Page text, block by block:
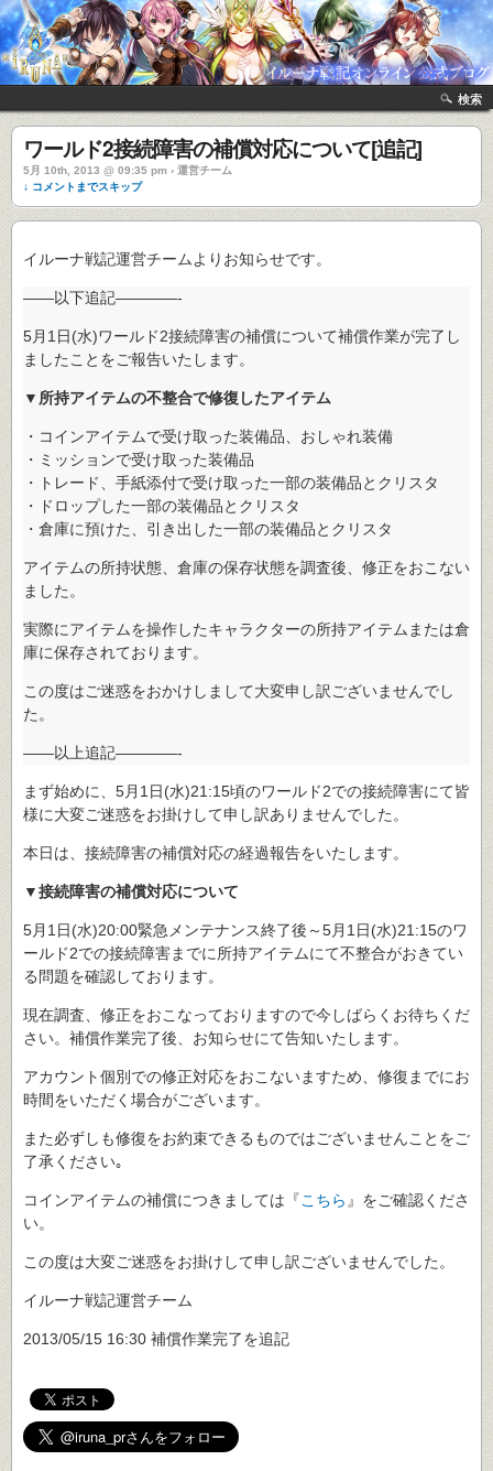
検索
ワールド2接続障害の補償対応について[追記]
5月 10th, 2013 @ 09:35 pm › 運営チーム
↓ コメントまでスキップ
イルーナ戦記運営チームよりお知らせです。
——以下追記————-
5月1日(水)ワールド2接続障害の補償について補償作業が完了し
ましたことをご報告いたします。
▼所持アイテムの不整合で修復したアイテム
・コインアイテムで受け取った装備品、おしゃれ装備
・ミッションで受け取った装備品
・トレード、手紙添付で受け取った一部の装備品とクリスタ
・ドロップした一部の装備品とクリスタ
・倉庫に預けた、引き出した一部の装備品とクリスタ
アイテムの所持状態、倉庫の保存状態を調査後、修正をおこない
ました。
実際にアイテムを操作したキャラクターの所持アイテムまたは倉
庫に保存されております。
この度はご迷惑をおかけしまして大変申し訳ございませんでし
た。
——以上追記————-
まず始めに、5月1日(水)21:15頃のワールド2での接続障害にて皆
様に大変ご迷惑をお掛けして申し訳ありませんでした。
本日は、接続障害の補償対応の経過報告をいたします。
▼接続障害の補償対応について
5月1日(水)20:00緊急メンテナンス終了後～5月1日(水)21:15のワ
ールド2での接続障害までに所持アイテムにて不整合がおきてい
る問題を確認しております。
現在調査、修正をおこなっておりますので今しばらくお待ちくだ
さい。補償作業完了後、お知らせにて告知いたします。
アカウント個別での修正対応をおこないますため、修復までにお
時間をいただく場合がございます。
また必ずしも修復をお約束できるものではございませんことをご
了承ください｡
コインアイテムの補償につきましては『こちら 』をご確認くださ
い。
この度は大変ご迷惑をお掛けして申し訳ございませんでした。
イルーナ戦記運営チーム
2013/05/15 16:30 補償作業完了を追記